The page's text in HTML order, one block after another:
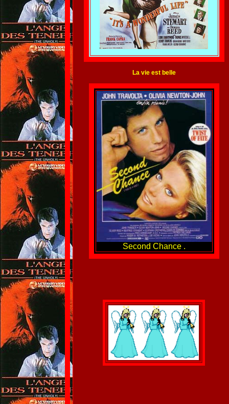
La vie est belle
Second Chance .